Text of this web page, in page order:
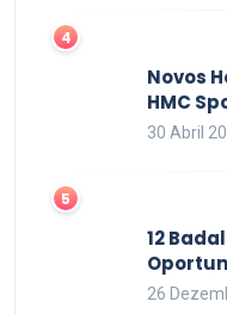
Novos
HMC
30 Abril
12
26